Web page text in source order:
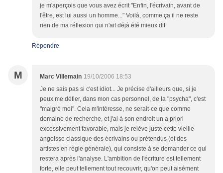
je m'aperçois que vous avez écrit "Enfin, l'écrivain, avant de
l'être, est lui aussi un homme..." Voilà, comme ça il ne reste
rien de ma réflexion qui n'ait déjà été mieux dit.
Répondre
M Marc Villemain 19/10/2006 18:53
Je ne sais pas si c'est idiot... Je précise d'ailleurs que, si je
peux me défier, dans mon cas personnel, de la "psycha", c'est
"malgré moi". Cela m'intéresse, ne serait-ce que comme
domaine de recherche, et j'ai à son endroit un a priori
excessivement favorable, mais je relève juste cette vieille
angoisse classique des écrivains ou prétendus (et des
artistes en règle générale), qui consiste à se demander ce qui
restera après l'analyse. L'ambition de l'écriture est tellement
forte, elle peut tellement tout recouvrir, qu'on peut aisément